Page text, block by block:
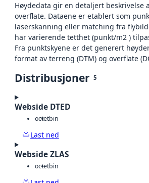
Høydedata gir en detaljert beskrivelse
overflate. Dataene er etablert som
laserskanning eller matching fra
har varierende tetthet (punkt/m2 )
Fra punktskyene er det generert
format av terreng (DTM) og overflate
Distribusjoner 5
Webside DTED
octetbin
Last ned
Webside ZLAS
octetbin